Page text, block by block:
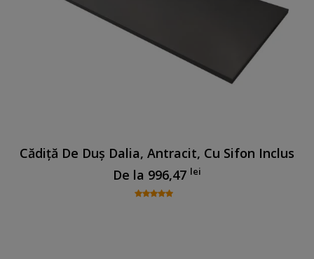
Cădiță De Duș Dalia, Antracit, Cu Sifon Inclus
De la 996,47 lei